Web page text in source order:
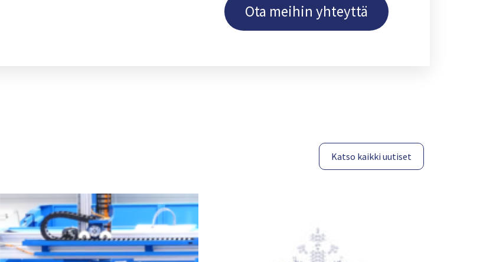
Ota meihin yhteyttä
Katso kaikki uutiset